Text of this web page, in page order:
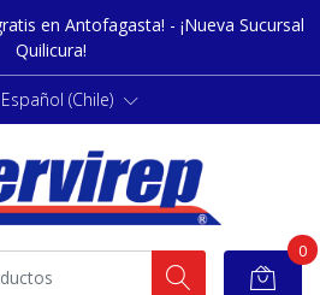
en Antofagasta! - ¡Nueva Sucursal
Quilicura!
Español (Chile)
0